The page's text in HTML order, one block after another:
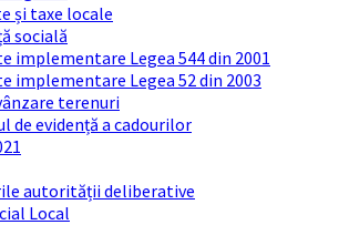
și taxe locale
socială
implementare Legea 544 din 2001
implementare Legea 52 din 2003
terenuri
de evidență a cadourilor
autorității deliberative
Local